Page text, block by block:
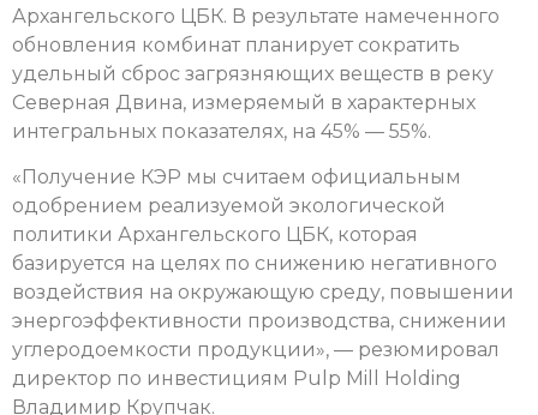
Архангельского ЦБК. В результате намеченного
обновления комбинат планирует сократить
удельный сброс загрязняющих веществ в реку
Северная Двина, измеряемый в характерных
интегральных показателях, на 45% — 55%.
«Получение КЭР мы считаем официальным
одобрением реализуемой экологической
политики Архангельского ЦБК, которая
базируется на целях по снижению негативного
воздействия на окружающую среду, повышении
энергоэффективности производства, снижении
углеродоемкости продукции», — резюмировал
директор по инвестициям Pulp Mill Holding
Владимир Крупчак.